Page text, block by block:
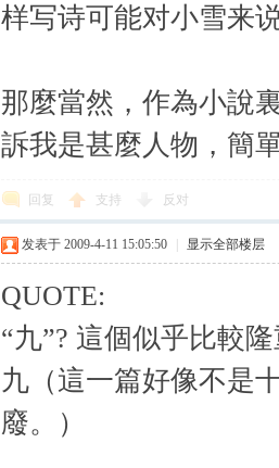
样写诗可能对小雪来
那麼當然，作為小說
訴我是甚麼人物，簡
回复 支持 反对
发表于 2009-4-11 15:05:50 显示全部楼层
QUOTE:
“九”? 這個似乎比較
九（這一篇好像不是
廢。）